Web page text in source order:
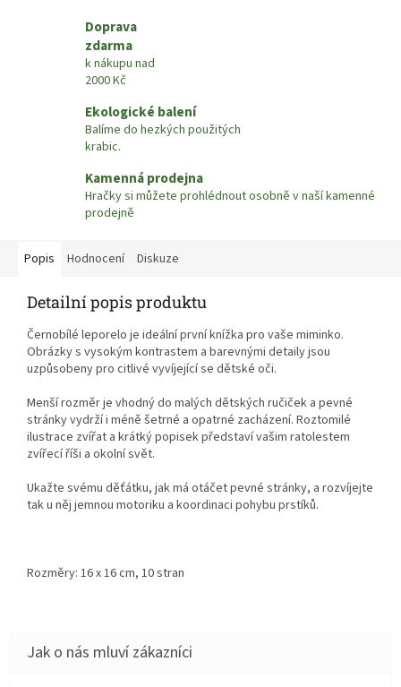
Doprava
zdarma
k nákupu nad
2000 Kč
Ekologické balení
Balíme do hezkých použitých
krabic.
Kamenná prodejna
Hračky si můžete prohlédnout osobně v naší kamenné
prodejně
Popis Hodnocení Diskuze
Detailní popis produktu
Černobílé leporelo je ideální první knížka pro vaše miminko.
Obrázky s vysokým kontrastem a barevnými detaily jsou
uzpůsobeny pro citlivé vyvíjející se dětské oči.
Menší rozměr je vhodný do malých dětských ručiček a pevné
stránky vydrží i méně šetrné a opatrné zacházení. Roztomilé
ilustrace zvířat a krátký popisek představí vašim ratolestem
zvířecí říši a okolní svět.
Ukažte svému děťátku, jak má otáčet pevné stránky, a rozvíjejte
tak u něj jemnou motoriku a koordinaci pohybu prstíků.
Rozměry: 16 x 16 cm, 10 stran